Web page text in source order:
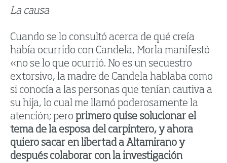
La causa
Cuando se lo consultó acerca de qué creía
había ocurrido con Candela, Morla manifestó
«no se lo que ocurrió. No es un secuestro
extorsivo, la madre de Candela hablaba como
si conocía a las personas que tenían cautiva a
su hija, lo cual me llamó poderosamente la
atención; pero primero quise solucionar el
tema de la esposa del carpintero, y ahora
quiero sacar en libertad a Altamirano y
después colaborar con la investigación